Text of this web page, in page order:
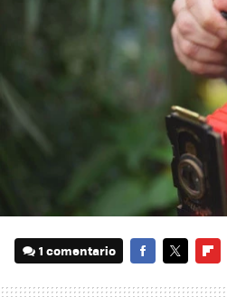
1 comentario